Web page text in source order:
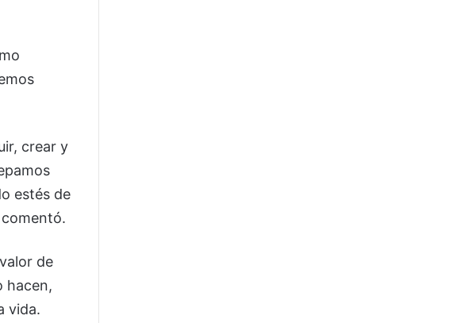
crear y
estés de
de
hacen,
vida.